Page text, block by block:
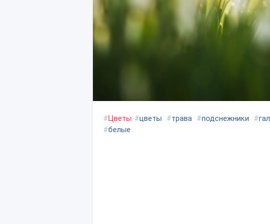
#Цветы #цветы #трава #подснежники #
#белые